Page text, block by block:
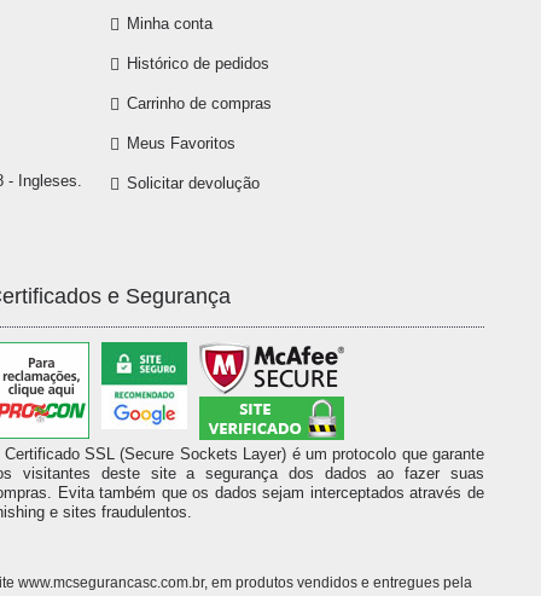
- Ingleses.
Minha conta
Histórico de pedidos
Carrinho de compras
Meus Favoritos
Solicitar devolução
e Segurança
Certificado SSL (Secure Sockets Layer) é um protocolo que garante
visitantes deste site a segurança dos dados ao fazer suas
Evita também que os dados sejam interceptados através de
e sites fraudulentos.
www.mcsegurancasc.com.br, em produtos vendidos e entregues pela